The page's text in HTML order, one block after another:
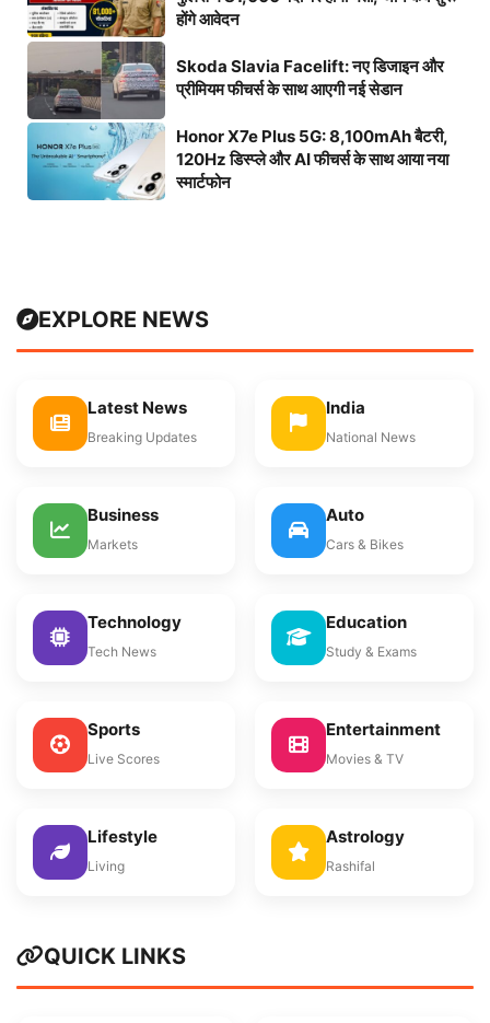
होंगे आवेदन
Skoda Slavia Facelift: नए डिजाइन और
प्रीमियम फीचर्स के साथ आएगी नई सेडान
Honor X7e Plus 5G: 8,100mAh बैटरी,
120Hz डिस्प्ले और AI फीचर्स के साथ आया नया
स्मार्टफोन
EXPLORE NEWS
Latest News
Breaking Updates
India
National News
Business
Markets
Auto
Cars & Bikes
Technology
Tech News
Education
Study & Exams
Sports
Live Scores
Entertainment
Movies & TV
Lifestyle
Living
Astrology
Rashifal
QUICK LINKS